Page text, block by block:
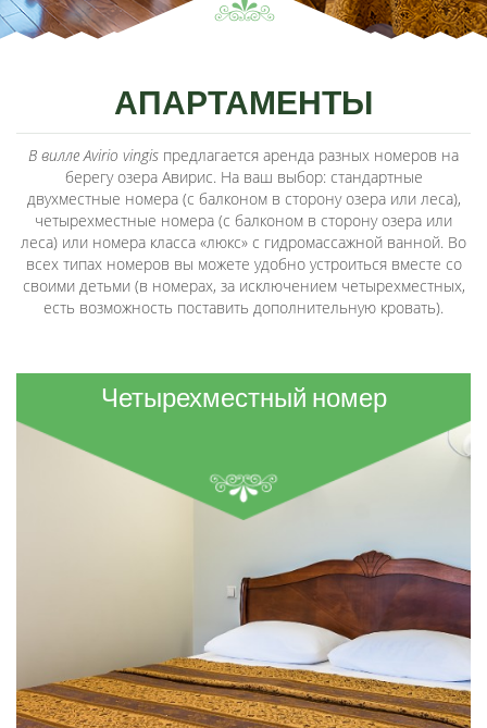
АПАРТАМЕНТЫ
В вилле Avirio vingis предлагается аренда разных номеров на
берегу озера Авирис. На ваш выбор: стандартные
двухместные номера (с балконом в сторону озера или леса),
четырехместные номера (с балконом в сторону озера или
леса) или номера класса «люкс» с гидромассажной ванной. Во
всех типах номеров вы можете удобно устроиться вместе со
своими детьми (в номерах, за исключением четырехместных,
есть возможность поставить дополнительную кровать).
Четырехместный номер